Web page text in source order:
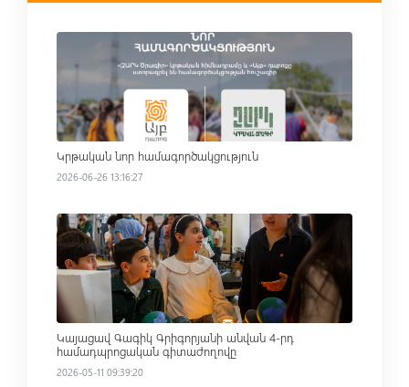
Read more
Կրթական նոր համագործակցություն
2026-06-26 13:16:27
Read more
Կայացավ Գագիկ Գրիգորյանի անվան 4-րդ
համադպրոցական գիտաժողովը
2026-05-11 09:39:20